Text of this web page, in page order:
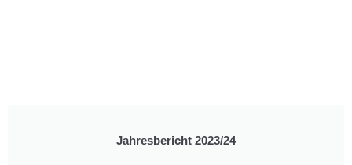
Jahresbericht 2023/24